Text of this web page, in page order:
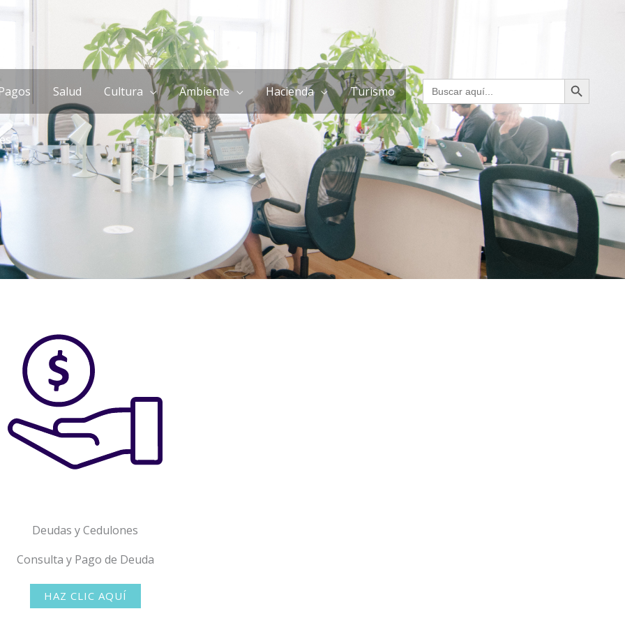
Pagos Salud Cultura Ambiente Hacienda Turismo Buscar: BOTÓN DE BÚSQUEDA
Deudas y Cedulones
Consulta y Pago de Deuda
HAZ CLIC AQUÍ